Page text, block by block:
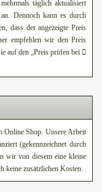
täglich aktualisiert
Dennoch kann es durch
dass der angezeigte Preis
empfehlen wir den Preis
auf den „Preis prüfen bei
Online Shop. Unsere Arbeit
(gekennzeichnet durch
wir von diesem eine kleine
keine zusätzlichen Kosten.